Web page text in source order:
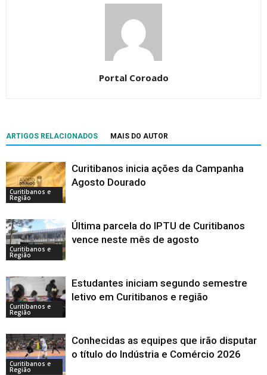
Portal Coroado
ARTIGOS RELACIONADOS MAIS DO AUTOR
Curitibanos e
Região
Curitibanos inicia ações da Campanha
Agosto Dourado
Curitibanos e
Região
Última parcela do IPTU de Curitibanos
vence neste mês de agosto
Curitibanos e
Região
Estudantes iniciam segundo semestre
letivo em Curitibanos e região
Curitibanos e
Região
Conhecidas as equipes que irão disputar
o título do Indústria e Comércio 2026